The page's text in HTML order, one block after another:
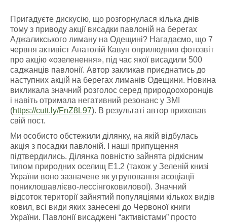
Пригадуєте дискусію, що розгорнулася кілька днів
тому з приводу акції висадки павлоній на берегах
Аджаликського лиману на Одещині? Нагадаємо, що 7
червня активіст Анатолій Кавун оприлюднив фотозвіт
про акцію «озеленення», під час якої висадили 500
саджанців павлонії. Автор закликав приєднатись до
наступних акцій на берегах лиманів Одещини. Новина
викликала значний розголос серед природоохоронців
і навіть отримала негативний резонанс у ЗМІ
(https://cutt.ly/FnZ8L97). В результаті автор приховав
свій пост.
Ми особисто обстежили ділянку, на якій відбулась
акція з посадки павлоній. І наші припущення
підтвердились. Ділянка повністю зайнята рідкісним
типом природних оселищ Е1.2 (також у Зеленій книзі
України воно зазначене як угруповання асоціації
пониклошавлієво-лессінгоковилової). Значний
відсоток території зайнятий популяціями кількох видів
ковил, всі види яких занесені до Червоної книги
України. Павлонії висаджені “активістами” просто